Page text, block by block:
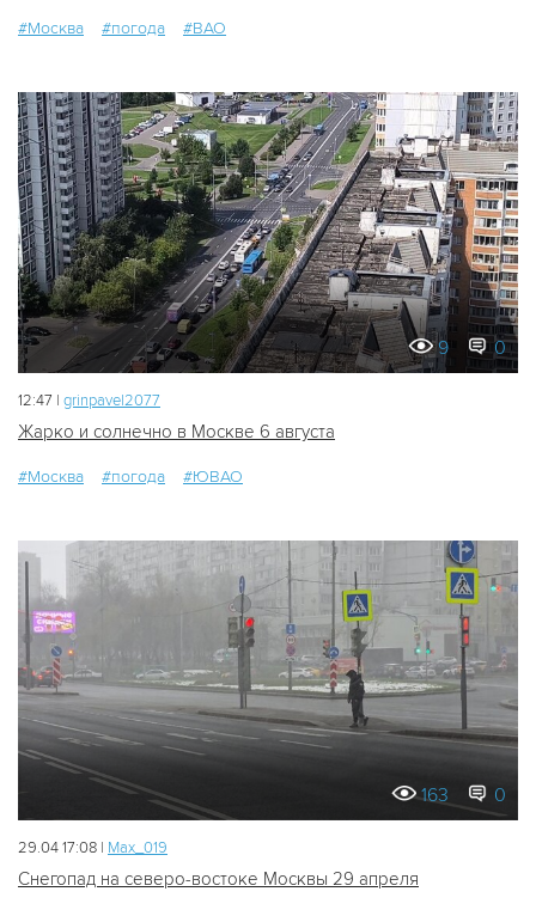
#Москва #погода #ВАО
9 0
12:47 | grinpavel2077
Жарко и солнечно в Москве 6 августа
#Москва #погода #ЮВАО
163 0
29.04 17:08 | Мах_019
Снегопад на северо-востоке Москвы 29 апреля